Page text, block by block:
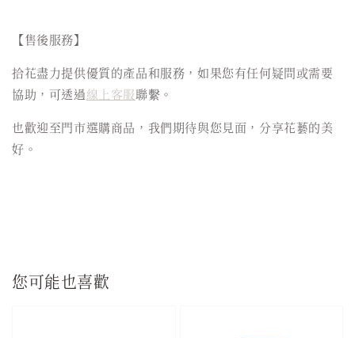
【售後服務】
拾花盡力提供優質的產品和服務，如果您有任何疑問或需要
協助，可透過線上客服聯繫。
也歡迎至門市選購商品，我們期待與您見面，分享花藝的美
好。
您可能也喜歡